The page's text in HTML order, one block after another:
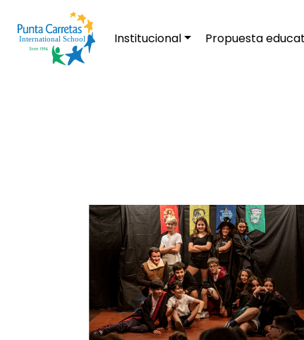
Institucional Propuesta